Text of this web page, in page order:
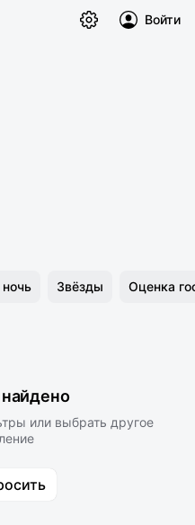
Войти
Звёзды Оценка
или выбрать другое